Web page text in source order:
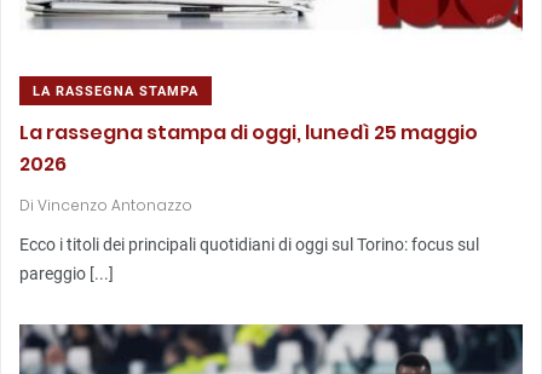
LA RASSEGNA STAMPA
La rassegna stampa di oggi, lunedì 25 maggio
2026
Di Vincenzo Antonazzo
Ecco i titoli dei principali quotidiani di oggi sul Torino: focus sul
pareggio [...]